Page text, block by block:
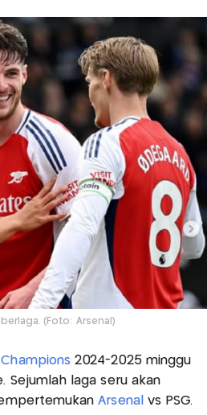
(Foto: Arsenal)
Champions 2024-2025 minggu
Sejumlah laga seru akan
Arsenal vs PSG.